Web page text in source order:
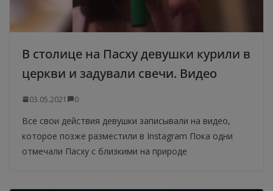
В столице на Пасху девушки курили в
церкви и задували свечи. Видео
03.05.2021 0
Все свои действия девушки записывали на видео,
которое позже разместили в Instagram Пока одни
отмечали Пасху с близкими на природе